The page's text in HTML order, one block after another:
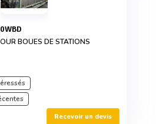
BOUES DE STATIONS
Recevoir un devis